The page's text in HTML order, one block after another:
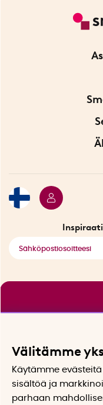
Välitämme
Käytämme
sisältöä ja
parhaan